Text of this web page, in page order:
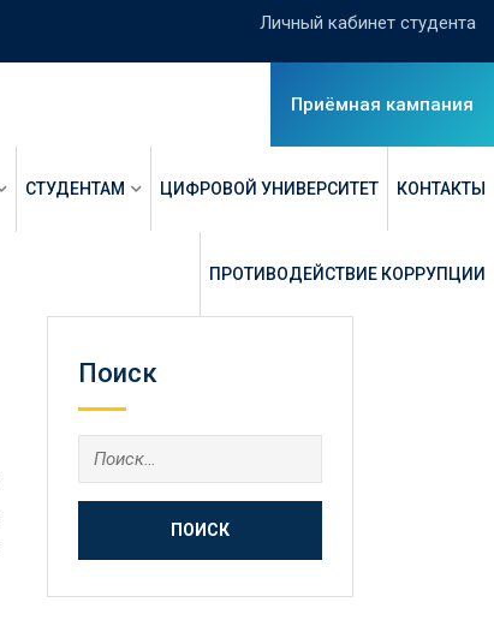
Личный кабинет студента
Приёмная кампания
СТУДЕНТАМ ЦИФРОВОЙ УНИВЕРСИТЕТ КОНТАКТЫ
ПРОТИВОДЕЙСТВИЕ КОРРУПЦИИ
Поиск